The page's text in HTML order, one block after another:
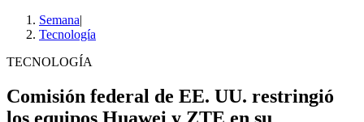
Semana|
Tecnología
TECNOLOGÍA
Comisión federal de EE. UU. restringió
los equipos Huawei y ZTE en su